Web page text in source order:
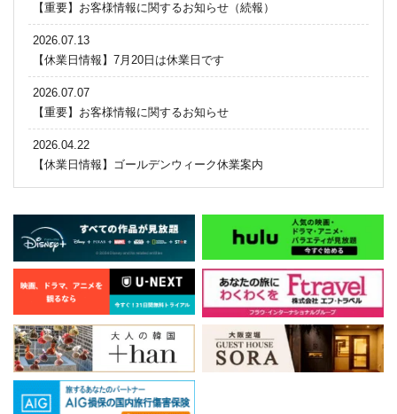
【重要】お客様情報に関するお知らせ（続報）
2026.07.13
【休業日情報】7月20日は休業日です
2026.07.07
【重要】お客様情報に関するお知らせ
2026.04.22
【休業日情報】ゴールデンウィーク休業案内